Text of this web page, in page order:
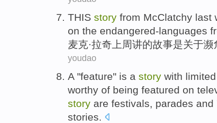
THIS story from McClatchy last
on the endangered-languages
麦克·拉奇 上周讲的故事是关于濒
youdao
A "feature" is a story with
worthy of being featured on
story are festivals, parades and
stories.